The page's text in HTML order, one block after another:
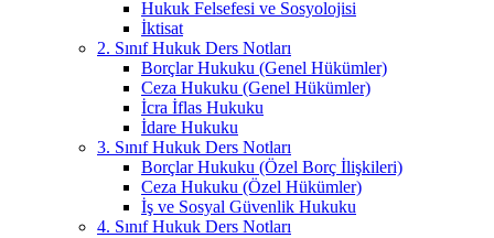
Hukuk Felsefesi ve Sosyolojisi
İktisat
2. Sınıf Hukuk Ders Notları
Borçlar Hukuku (Genel Hükümler)
Ceza Hukuku (Genel Hükümler)
İcra İflas Hukuku
İdare Hukuku
3. Sınıf Hukuk Ders Notları
Borçlar Hukuku (Özel Borç İlişkileri)
Ceza Hukuku (Özel Hükümler)
İş ve Sosyal Güvenlik Hukuku
4. Sınıf Hukuk Ders Notları